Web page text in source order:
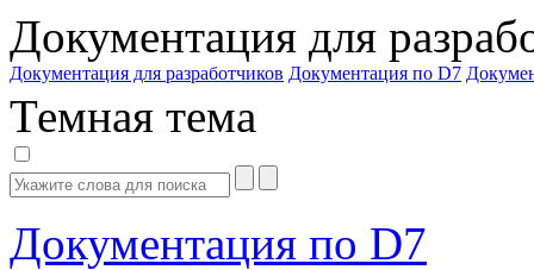
Документация для
Документация для разработчиков Документация по D7
Темная тема
Документация по D7